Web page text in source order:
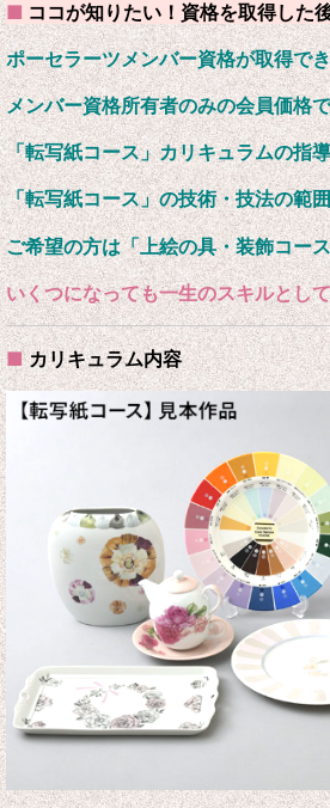
■ ココが知りたい！ 資格を取得した
ポーセラーツメンバー資格が取得で
メンバー資格所有者のみの会員価格
「転写紙コース」カリキュラムの指
「転写紙コース」の技術・技法の範
ご希望の方は「上絵の具・装飾コー
いくつになっても一生のスキルとし
■カリキュラム内容